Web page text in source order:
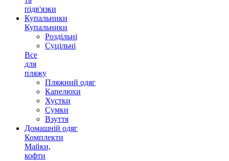
підв'язки
Купальники
Купальники
Роздільні
Суцільні
Все
для
пляжу
Пляжний одяг
Капелюхи
Хустки
Сумки
Взуття
Домашній одяг
Комплекти
Майки,
кофти